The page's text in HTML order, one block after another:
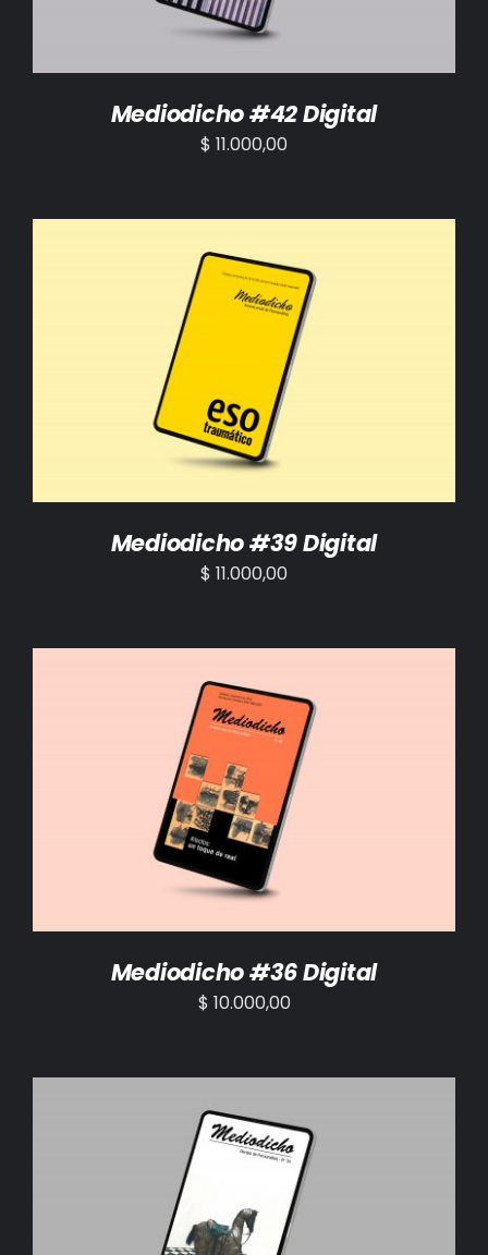
Mediodicho #42 Digital
$ 11.000,00
AÑADIR AL CARRITO /
Mediodicho #39 Digital
$ 11.000,00
AÑADIR AL CARRITO /
Mediodicho #36 Digital
$ 10.000,00
AÑADIR AL CARRITO /